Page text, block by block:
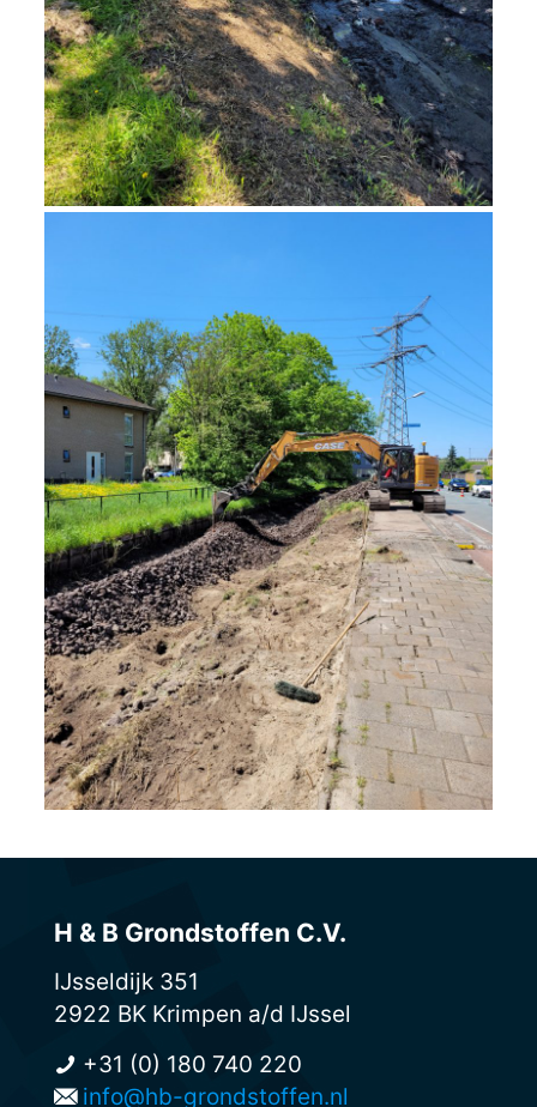
H & B Grondstoffen C.V.
IJsseldijk 351
2922 BK Krimpen a/d IJssel
+31 (0) 180 740 220
info@hb-grondstoffen.nl